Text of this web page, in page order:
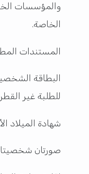
والمؤسسات
الخاصة.
المستندات
البطاقة
للطلبة غير
شهادة الميلاد
صورتان